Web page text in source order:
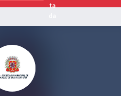
as principais